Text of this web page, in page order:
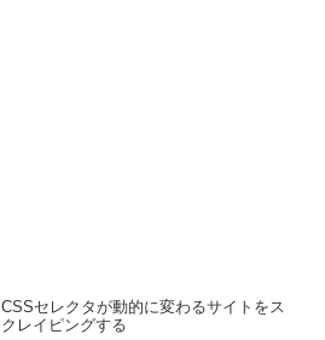
CSSセレクタが動的に変わるサイトをス
クレイピングする